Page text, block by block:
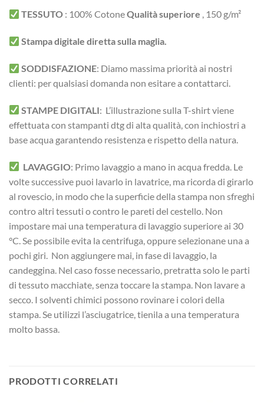
TESSUTO : 100% CotoneQualità superiore , 150 g/m²
Stampa digitale diretta sulla maglia.
SODDISFAZIONE: Diamo massima priorità ai nostri
clienti: per qualsiasi domanda non esitare a contattarci.
STAMPE DIGITALI: L’illustrazione sulla T-shirt viene
effettuata con stampanti dtg di alta qualità, con inchiostri a
base acqua garantendo resistenza e rispetto della natura.
LAVAGGIO: Primo lavaggio a mano in acqua fredda. Le
volte successive puoi lavarlo in lavatrice, ma ricorda di girarlo
al rovescio, in modo che la superficie della stampa non sfreghi
contro altri tessuti o contro le pareti del cestello. Non
impostare mai una temperatura di lavaggio superiore ai 30
°C. Se possibile evita la centrifuga, oppure selezionane una a
pochi giri. Non aggiungere mai, in fase di lavaggio, la
candeggina. Nel caso fosse necessario, pretratta solo le parti
di tessuto macchiate, senza toccare la stampa. Non lavare a
secco. I solventi chimici possono rovinare i colori della
stampa. Se utilizzi l’asciugatrice, tienila a una temperatura
molto bassa.
PRODOTTI CORRELATI